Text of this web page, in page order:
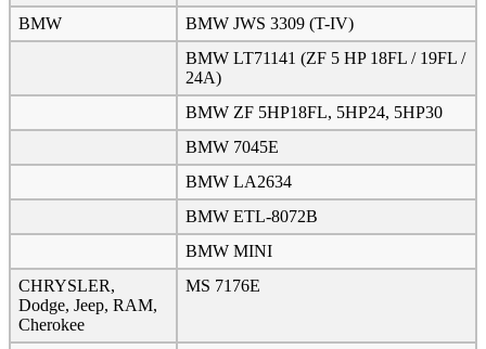
BMW
BMW JWS 3309 (T-IV)
BMW LT71141 (ZF 5 HP 18FL / 19FL /
24A)
BMW ZF 5HP18FL, 5HP24, 5HP30
BMW 7045E
BMW LA2634
BMW ETL-8072B
BMW MINI
CHRYSLER,
Dodge, Jeep, RAM,
Cherokee
MS 7176E